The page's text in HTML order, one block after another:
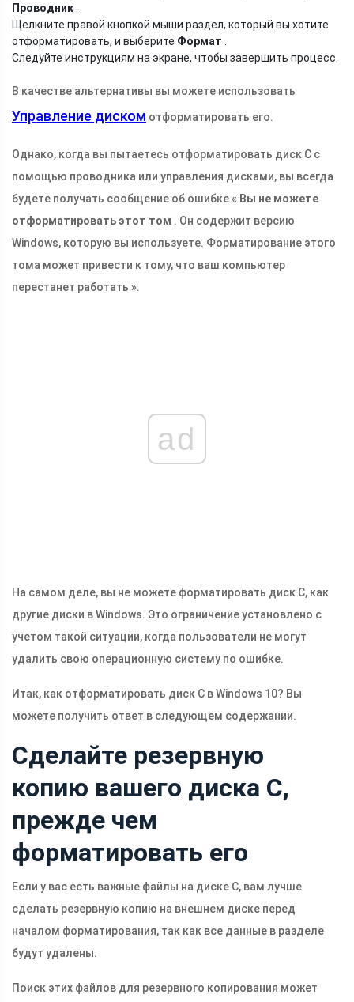
Проводник
Щелкните правой кнопкой мыши раздел, который вы хотите
отформатировать, и выберите Формат
Следуйте инструкциям на экране, чтобы завершить процесс.
В качестве альтернативы вы можете использовать
Управление диском отформатировать его.
Однако, когда вы пытаетесь отформатировать диск C с
помощью проводника или управления дисками, вы всегда
будете получать сообщение об ошибке « Вы не можете
отформатировать этот том . Он содержит версию
Windows, которую вы используете. Форматирование этого
тома может привести к тому, что ваш компьютер
перестанет работать ».
ad
На самом деле, вы не можете форматировать диск C, как
другие диски в Windows. Это ограничение установлено с
учетом такой ситуации, когда пользователи не могут
удалить свою операционную систему по ошибке.
Итак, как отформатировать диск C в Windows 10? Вы
можете получить ответ в следующем содержании.
Сделайте резервную
копию вашего диска C,
прежде чем
форматировать его
Если у вас есть важные файлы на диске C, вам лучше
сделать резервную копию на внешнем диске перед
началом форматирования, так как все данные в разделе
будут удалены.
Поиск этих файлов для резервного копирования может